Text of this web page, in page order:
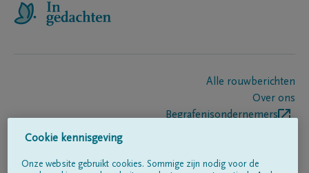
Alle rouwberichten
Over ons
Begrafenisondernemers
Cookie kennisgeving
Onze website gebruikt cookies. Sommige zijn nodig voor de